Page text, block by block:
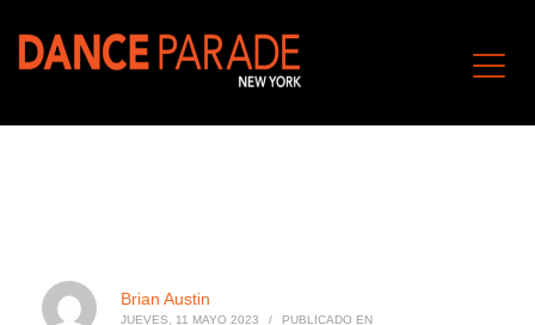
Brian Austin
JUEVES, 11 MAYO 2023 / PUBLICADO EN